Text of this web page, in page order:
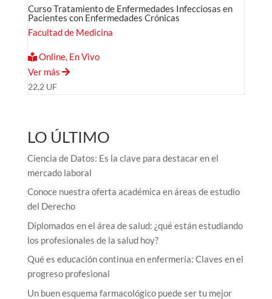
Curso Tratamiento de Enfermedades Infecciosas en
Pacientes con Enfermedades Crónicas
Facultad de Medicina
Online, En Vivo
Ver más
22,2 UF
LO ÚLTIMO
Ciencia de Datos: Es la clave para destacar en el
mercado laboral
Conoce nuestra oferta académica en áreas de estudio
del Derecho
Diplomados en el área de salud: ¿qué están estudiando
los profesionales de la salud hoy?
Qué es educación continua en enfermería: Claves en el
progreso profesional
Un buen esquema farmacológico puede ser tu mejor